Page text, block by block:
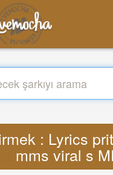
: Lyrics
mms viral s